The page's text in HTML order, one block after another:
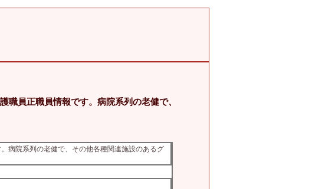
職員正職員情報です。病院系列の老健で、
病院系列の老健で、その他各種関連施設のあるグ